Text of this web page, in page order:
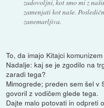
zadovoljni, kot smo mi z
zamenjati kot naše.
zanemarljiva.
To, da imajo Kitajci
Nadalje: kaj se je zgodilo na
zaradi tega?
Mimogrede; preden sem šel v
govoril z vodičem glede tega.
Dajte malo potovati in odpreti